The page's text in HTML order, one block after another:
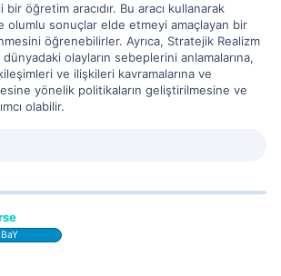
öğretim aracıdır. Bu aracı kullanarak
olumlu sonuçlar elde etmeyi amaçlayan bir
öğrenebilirler. Ayrıca, Stratejik Realizm
olayların sebeplerini anlamalarına,
ve ilişkileri kavramalarına ve
yönelik politikaların geliştirilmesine ve
olabilir.
BaY